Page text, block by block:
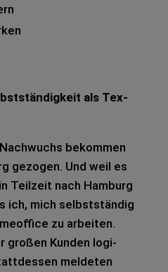
als Tex­
bekom­men
gezo­gen. Und weil es
Teil­zeit nach Ham­burg
ich, mich selbst­stän­dig
zu arbei­ten.
gro­ßen Kun­den logi­
mel­de­ten